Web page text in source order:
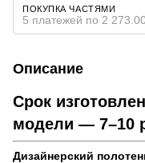
ПОКУПКА ЧАСТЯМИ
5 платежей по 2
Описание
Срок
модели — 7–10
Дизайнерский